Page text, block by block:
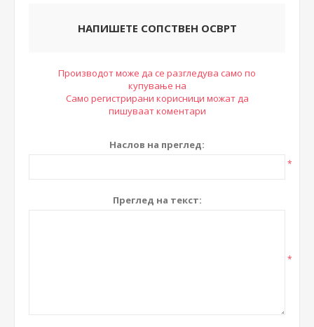
НАПИШЕТЕ СОПСТВЕН ОСВРТ
Производот може да се разгледува само по
купување на
Само регистрирани корисници можат да
пишуваат коментари
Наслов на преглед:
*
Преглед на текст:
*